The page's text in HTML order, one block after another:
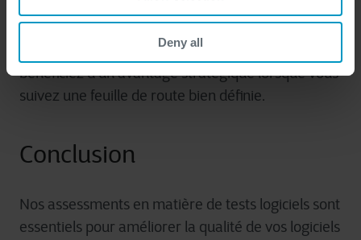
Deny all
déployées efficacement et que les progrès sont
mesurables. Tout comme un coureur de marathon
bénéficie d'un plan d'entraînement structuré, vous
bénéficiez d'un avantage stratégique lorsque vous
suivez une feuille de route bien définie.
Conclusion
Nos assessments en matière de tests logiciels sont
essentiels pour améliorer la qualité de vos logiciels